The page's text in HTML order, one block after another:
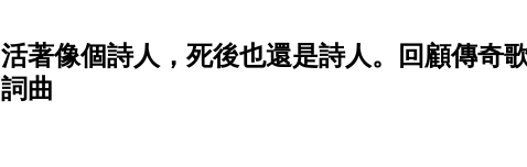
活著像個詩人，死後也還是詩人。回顧傳奇
詞曲